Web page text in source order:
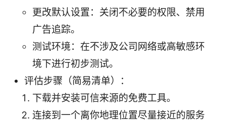
更改默认设置：关闭不必要的权限、禁用
广告追踪。
测试环境：在不涉及公司网络或高敏感环
境下进行初步测试。
评估步骤（简易清单）：
下载并安装可信来源的免费工具。
连接到一个离你地理位置尽量接近的服务